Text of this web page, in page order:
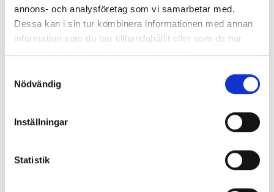
annons- och analysföretag som vi samarbetar med.
Dessa kan i sin tur kombinera informationen med annan
information som du har tillhandahållit eller som de har
samlat in när du har använt deras tjänster.
Nödvändig
Inställningar
Statistik